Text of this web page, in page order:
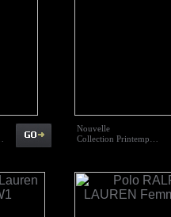
Nouvelle
Collection Printemp…